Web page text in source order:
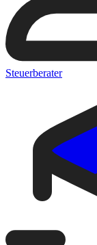
Steuerberater